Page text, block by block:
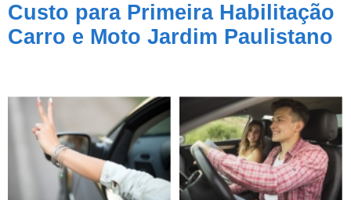
Custo para Primeira Habilitação
Carro e Moto Jardim Paulistano